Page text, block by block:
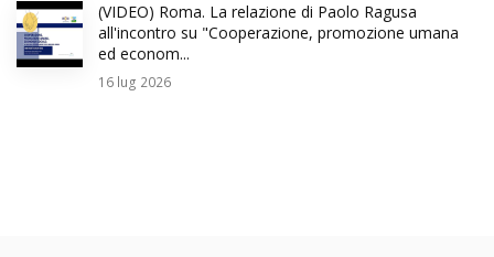
(VIDEO) Roma. La relazione di Paolo Ragusa
all'incontro su "Cooperazione, promozione umana
ed econom...
16 lug 2026